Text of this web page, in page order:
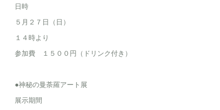
日時
５月２７日（日）
１４時より
参加費 １５００円（ドリンク付き）
●神秘の曼荼羅アート展
展示期間